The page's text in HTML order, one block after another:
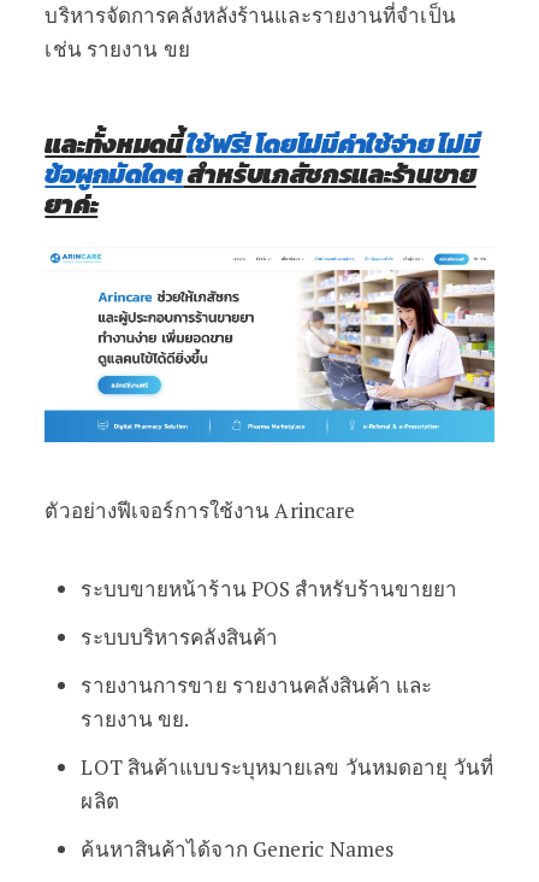
บริหารจัดการคลังหลังร้านและรายงานที่จำเป็น
เช่น รายงาน ขย
และทั้งหมดนี้ใช้ฟรี! โดยไม่มีค่าใช้จ่าย ไม่มี
ข้อผูกมัดใดๆสำหรับเภสัชกรและร้านขาย
ยาค่ะ
ตัวอย่างฟีเจอร์การใช้งาน Arincare
ระบบขายหน้าร้าน POS สำหรับร้านขายยา
ระบบบริหารคลังสินค้า
รายงานการขาย รายงานคลังสินค้า และ
รายงาน ขย.
LOT สินค้าแบบระบุหมายเลข วันหมดอายุ วันที่
ผลิต
ค้นหาสินค้าได้จาก Generic Names